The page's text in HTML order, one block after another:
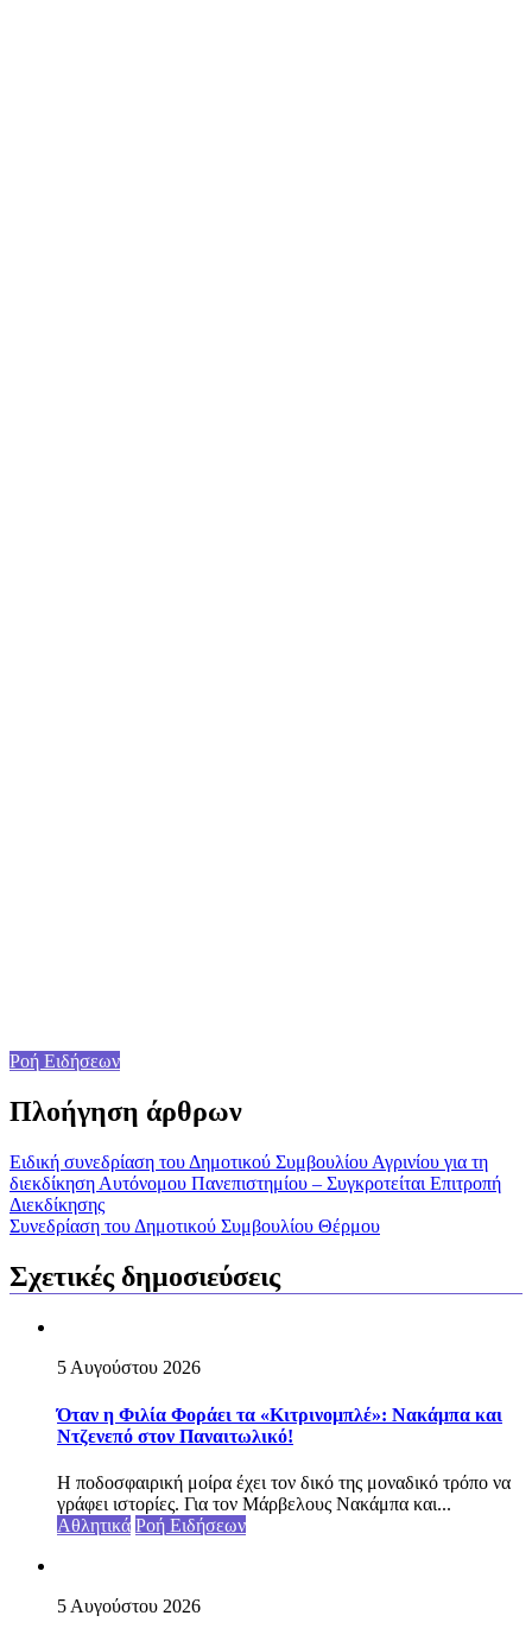
Ροή Ειδήσεων
Πλοήγηση άρθρων
Ειδική συνεδρίαση του Δημοτικού Συμβουλίου Αγρινίου για τη
διεκδίκηση Αυτόνομου Πανεπιστημίου – Συγκροτείται Επιτροπή
Διεκδίκησης
Συνεδρίαση του Δημοτικού Συμβουλίου Θέρμου
Σχετικές δημοσιεύσεις
5 Αυγούστου 2026
Όταν η Φιλία Φοράει τα «Κιτρινομπλέ»: Νακάμπα και
Ντζενεπό στον Παναιτωλικό!
Η ποδοσφαιρική μοίρα έχει τον δικό της μοναδικό τρόπο να
γράφει ιστορίες. Για τον Μάρβελους Νακάμπα και...
Αθλητικά Ροή Ειδήσεων
5 Αυγούστου 2026